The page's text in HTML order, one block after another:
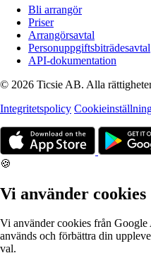
Bli arrangör
Priser
Arrangörsavtal
Personuppgiftsbiträdesavtal
API-dokumentation
© 2026 Ticsie AB. Alla
Integritetspolicy
🍪
Vi använder cookies
Vi använder cookies från
används och förbättra din
val.